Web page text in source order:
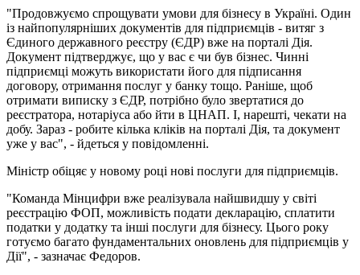
"Продовжуємо спрощувати умови для бізнесу в Україні. Один
із найпопулярніших документів для підприємців - витяг з
Єдиного державного реєстру (ЄДР) вже на порталі Дія.
Документ підтверджує, що у вас є чи був бізнес. Чинні
підприємці можуть використати його для підписання
договору, отримання послуг у банку тощо. Раніше, щоб
отримати виписку з ЄДР, потрібно було звертатися до
реєстратора, нотаріуса або йти в ЦНАП. І, нарешті, чекати на
добу. Зараз - робите кілька кліків на порталі Дія, та документ
уже у вас", - йдеться у повідомленні.
Міністр обіцяє у новому році нові послуги для підприємців.
"Команда Мінцифри вже реалізувала найшвидшу у світі
реєстрацію ФОП, можливість подати декларацію, сплатити
податки у додатку та інші послуги для бізнесу. Цього року
готуємо багато фундаментальних оновлень для підприємців у
Дії", - зазначає Федоров.